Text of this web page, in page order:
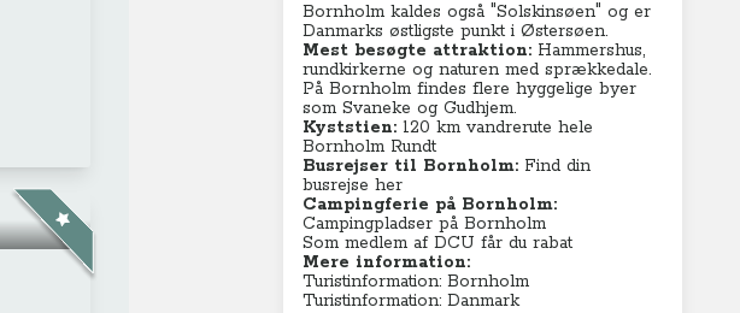
Bornholm kaldes også "Solskinsøen" og er
Danmarks østligste punkt i Østersøen.
Mest besøgte attraktion: Hammershus,
rundkirkerne og naturen med sprækkedale.
På Bornholm findes flere hyggelige byer
som Svaneke og Gudhjem.
Kyststien: 120 km vandrerute hele
Bornholm Rundt
Busrejser til Bornholm: Find din
busrejse her
Campingferie på Bornholm:
Campingpladser på Bornholm
Som medlem af DCU får du rabat
Mere information:
Turistinformation: Bornholm
Turistinformation: Danmark